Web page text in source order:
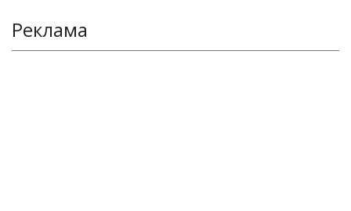
Реклама